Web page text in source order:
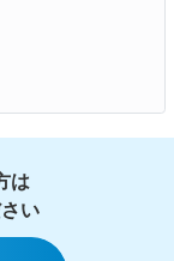
は
い